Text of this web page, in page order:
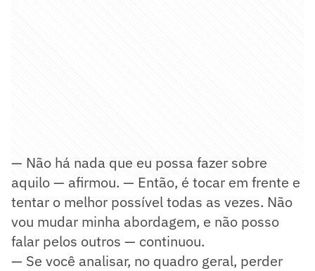
— Não há nada que eu possa fazer sobre
aquilo — afirmou. — Então, é tocar em frente e
tentar o melhor possível todas as vezes. Não
vou mudar minha abordagem, e não posso
falar pelos outros — continuou.
— Se você analisar, no quadro geral, perder